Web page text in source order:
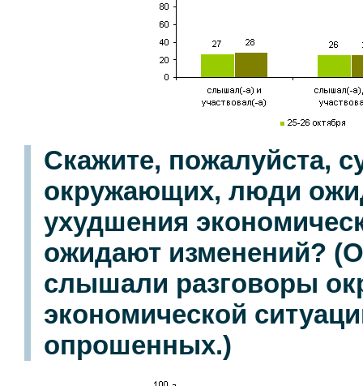
Скажите, пожалуйста,
окружающих, люди
ухудшения
ожидают изменений?
слышали разговоры
экономической
опрошенных.)